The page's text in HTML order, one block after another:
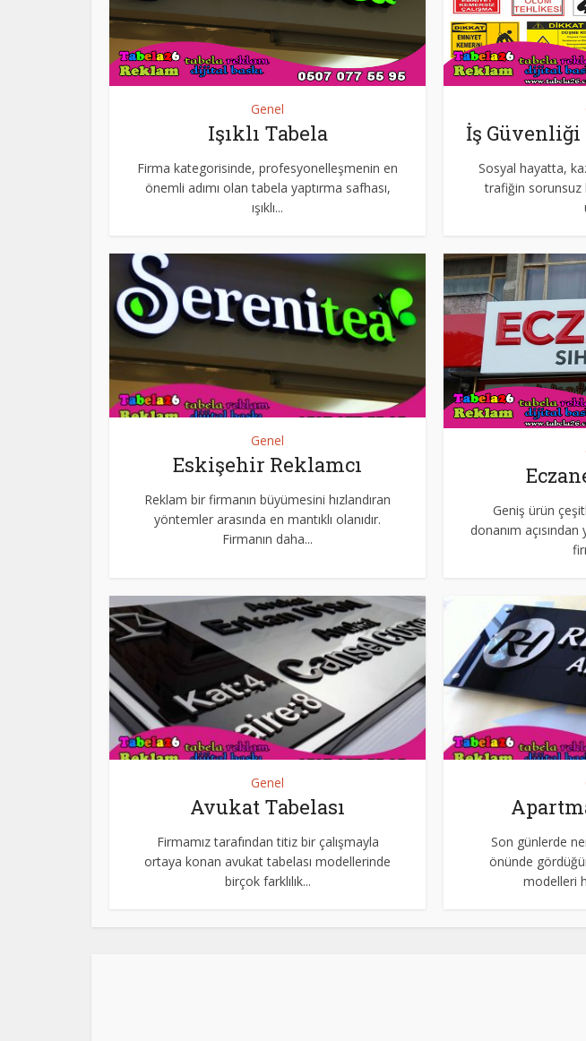
Genel
Işıklı Tabela
Firma kategorisinde, profesyonelleşmenin en
önemli adımı olan tabela yaptırma safhası,
ışıklı...
İş Güvenliği
Sosyal hayatta,
trafiğin sorunsuz
Genel
Eskişehir Reklamcı
Reklam bir firmanın büyümesini hızlandıran
yöntemler arasında en mantıklı olanıdır.
Firmanın daha...
Geniş ürün
donanım
Genel
Avukat Tabelası
Firmamız tarafından titiz bir çalışmayla
ortaya konan avukat tabelası modellerinde
birçok farklılık...
Son günlerde
önünde
modelleri